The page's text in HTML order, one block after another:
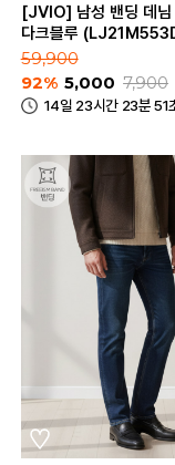
[JVIO] 남성 밴딩 데님
다크블루
59,900
92% 5,000 7,900
14일 23시간 23분 51